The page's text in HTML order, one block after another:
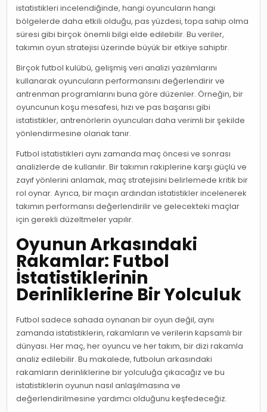
istatistikleri incelendiğinde, hangi oyuncuların hangi
bölgelerde daha etkili olduğu, pas yüzdesi, topa sahip olma
süresi gibi birçok önemli bilgi elde edilebilir. Bu veriler,
takımın oyun stratejisi üzerinde büyük bir etkiye sahiptir.
Birçok futbol kulübü, gelişmiş veri analizi yazılımlarını
kullanarak oyuncuların performansını değerlendirir ve
antrenman programlarını buna göre düzenler. Örneğin, bir
oyuncunun koşu mesafesi, hızı ve pas başarısı gibi
istatistikler, antrenörlerin oyuncuları daha verimli bir şekilde
yönlendirmesine olanak tanır.
Futbol istatistikleri aynı zamanda maç öncesi ve sonrası
analizlerde de kullanılır. Bir takımın rakiplerine karşı güçlü ve
zayıf yönlerini anlamak, maç stratejisini belirlemede kritik bir
rol oynar. Ayrıca, bir maçın ardından istatistikler incelenerek
takımın performansı değerlendirilir ve gelecekteki maçlar
için gerekli düzeltmeler yapılır.
Oyunun Arkasındaki
Rakamlar: Futbol
İstatistiklerinin
Derinliklerine Bir Yolculuk
Futbol sadece sahada oynanan bir oyun değil, aynı
zamanda istatistiklerin, rakamların ve verilerin kapsamlı bir
dünyası. Her maç, her oyuncu ve her takım, bir dizi rakamla
analiz edilebilir. Bu makalede, futbolun arkasındaki
rakamların derinliklerine bir yolculuğa çıkacağız ve bu
istatistiklerin oyunun nasıl anlaşılmasına ve
değerlendirilmesine yardımcı olduğunu keşfedeceğiz.